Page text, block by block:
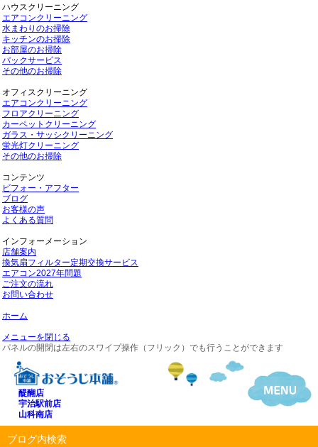
ハウスクリーニング
エアコンクリーニング
水まわりのお掃除
キッチンのお掃除
お部屋のお掃除
パックサービス
その他のお掃除
オフィスクリーニング
エアコンクリーニング
フロアクリーニング
カーペットクリーニング
ガラス・サッシクリーニング
蛍光灯クリーニング
その他のお掃除
コンテンツ
ビフォー・アフター
ブログ
お客様の声
よくある質問
インフォーメーション
店舗案内
換気扇フィルター定期交換サービス
エアコン2027年問題
ご注文の流れ
お問い合わせ
ホーム
メニューを閉じる
パネルの開閉は左右のスワイプ操作（フリック）でも行うことができます
醍醐店
宇治駅前店
山科南店
ブログ内検索